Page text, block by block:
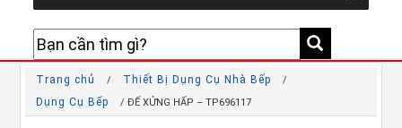
Trang chủ / Thiết Bị Dụng Cụ Nhà Bếp /
Dụng Cụ Bếp / ĐẾ XỬNG HẤP – TP696117